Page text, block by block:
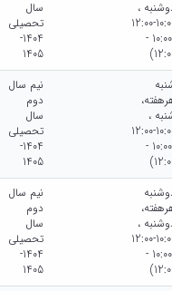
،
10:00-12:00
(10:00 -
سال
تحصیلی
1404-
1405
،
10:00-12:00
(10:00 -
نیم سال
دوم
سال
تحصیلی
1404-
1405
،
10:00-12:00
(10:00 -
نیم سال
دوم
سال
تحصیلی
1404-
1405